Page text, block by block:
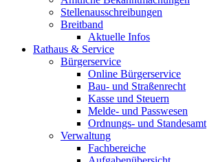
Stellenausschreibungen
Breitband
Aktuelle Infos
Rathaus & Service
Bürgerservice
Online Bürgerservice
Bau- und Straßenrecht
Kasse und Steuern
Melde- und Passwesen
Ordnungs- und Standesamt
Verwaltung
Fachbereiche